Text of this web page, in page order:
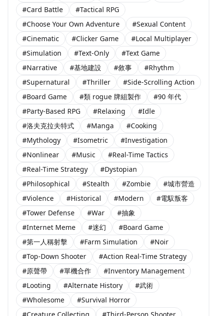
#Card Battle
#Tactical RPG
#Choose Your Own Adventure
#Sexual Content
#Cinematic
#Clicker Game
#Local Multiplayer
#Simulation
#Text-Only
#Text Game
#Narrative
#基地建設 #敘事
#Rhythm
#Supernatural
#Thriller
#Side-Scrolling Action
#Board Game
#類 rogue 牌組製作
#90 年代
#Party-Based RPG
#Relaxing
#Idle
#洛夫克拉夫特式
#Manga
#Cooking
#Mythology
#Isometric
#Investigation
#Nonlinear
#Music
#Real-Time Tactics
#Real-Time Strategy
#Dystopian
#Philosophical
#Stealth #Zombie
#城市營造
#Violence
#Historical #Modern
#電馭叛客
#Tower Defense
#War
#抽象
#Internet Meme
#迷幻
#Board Game
#第一人稱射擊
#Farm Simulation
#Noir
#Top-Down Shooter
#Action Real-Time Strategy
#原聲帶
#單機合作
#Inventory Management
#Looting
#Alternate History
#武術
#Wholesome
#Survival Horror